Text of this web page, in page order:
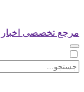
مرجع تخصصی